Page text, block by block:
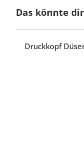
Das könnte
Druckkopf